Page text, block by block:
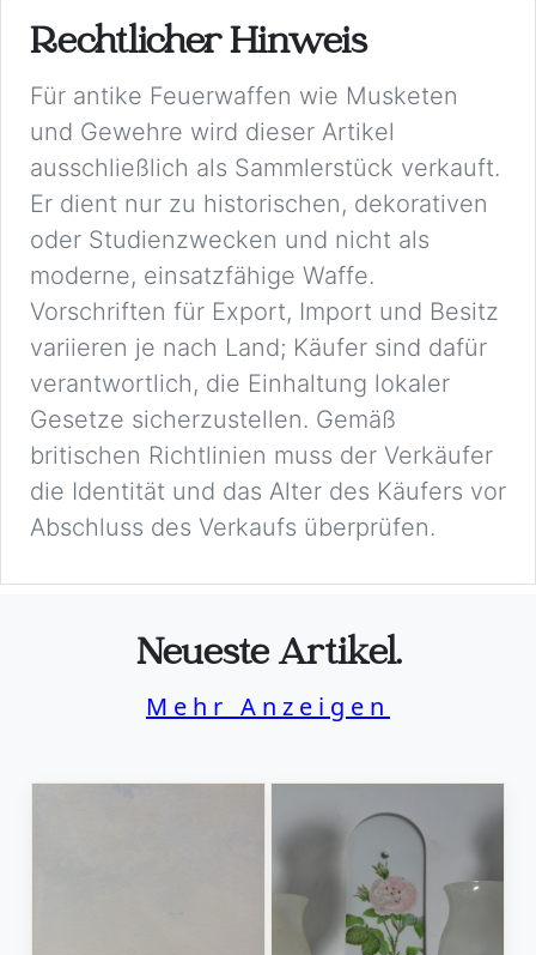
Rechtlicher Hinweis
Für antike Feuerwaffen wie Musketen
und Gewehre wird dieser Artikel
ausschließlich als Sammlerstück verkauft.
Er dient nur zu historischen, dekorativen
oder Studienzwecken und nicht als
moderne, einsatzfähige Waffe.
Vorschriften für Export, Import und Besitz
variieren je nach Land; Käufer sind dafür
verantwortlich, die Einhaltung lokaler
Gesetze sicherzustellen. Gemäß
britischen Richtlinien muss der Verkäufer
die Identität und das Alter des Käufers vor
Abschluss des Verkaufs überprüfen.
Neueste Artikel.
Mehr Anzeigen